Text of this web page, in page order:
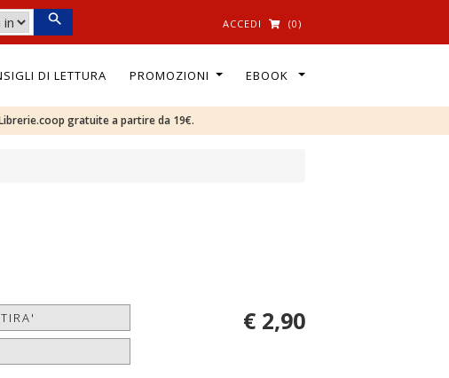
ACCEDI (0)
DI LETTURA PROMOZIONI EBOOK
gratuite a partire da 19€.
€ 2,90